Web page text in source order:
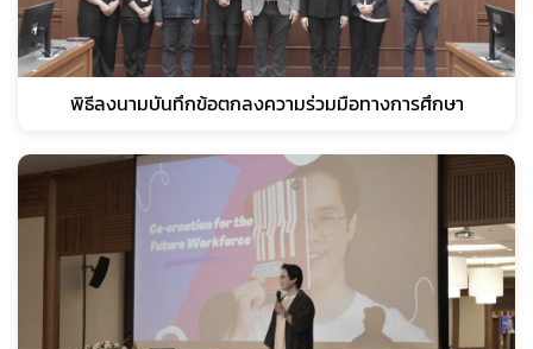
พิธีลงนามบันทึกข้อตกลงความร่วมมือทางการศึกษา